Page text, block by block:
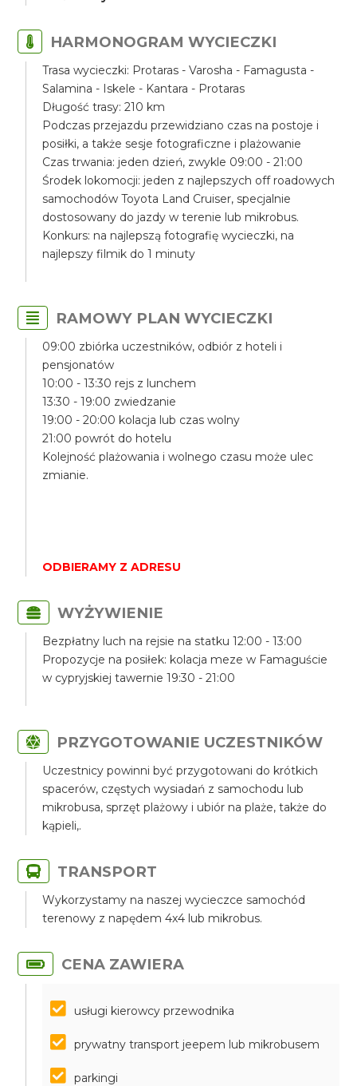
HARMONOGRAM WYCIECZKI
Trasa wycieczki: Protaras - Varosha - Famagusta -
Salamina - Iskele - Kantara - Protaras
Długość trasy: 210 km
Podczas przejazdu przewidziano czas na postoje i
posiłki, a także sesje fotograficzne i plażowanie
Czas trwania: jeden dzień, zwykle 09:00 - 21:00
Środek lokomocji: jeden z najlepszych off roadowych
samochodów Toyota Land Cruiser, specjalnie
dostosowany do jazdy w terenie lub mikrobus.
Konkurs: na najlepszą fotografię wycieczki, na
najlepszy filmik do 1 minuty
RAMOWY PLAN WYCIECZKI
09:00 zbiórka uczestników, odbiór z hoteli i
pensjonatów
10:00 - 13:30 rejs z lunchem
13:30 - 19:00 zwiedzanie
19:00 - 20:00 kolacja lub czas wolny
21:00 powrót do hotelu
Kolejność plażowania i wolnego czasu może ulec
zmianie.
ODBIERAMY Z ADRESU
WYŻYWIENIE
Bezpłatny luch na rejsie na statku 12:00 - 13:00
Propozycje na posiłek: kolacja meze w Famaguście
w cypryjskiej tawernie 19:30 - 21:00
PRZYGOTOWANIE UCZESTNIKÓW
Uczestnicy powinni być przygotowani do krótkich
spacerów, częstych wysiadań z samochodu lub
mikrobusa, sprzęt plażowy i ubiór na plaże, także do
kąpieli,.
TRANSPORT
Wykorzystamy na naszej wycieczce samochód
terenowy z napędem 4x4 lub mikrobus.
CENA ZAWIERA
usługi kierowcy przewodnika
prywatny transport jeepem lub mikrobusem
parkingi